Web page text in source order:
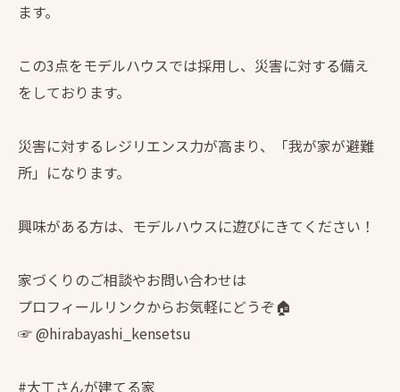
ます。
この3点をモデルハウスでは採用し、災害に対する備え
をしております。
災害に対するレジリエンス力が高まり、「我が家が避難
所」になります。
興味がある方は、モデルハウスに遊びにきてください！
家づくりのご相談やお問い合わせは
プロフィールリンクからお気軽にどうぞ🏠
☞ @hirabayashi_kensetsu
#大工さんが建てる家